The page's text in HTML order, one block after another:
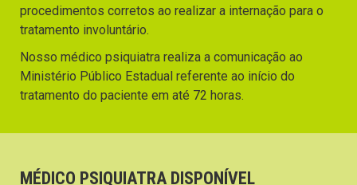
procedimentos corretos ao realizar a internação para o
tratamento involuntário.
Nosso médico psiquiatra realiza a comunicação ao
Ministério Público Estadual referente ao início do
tratamento do paciente em até 72 horas.
MÉDICO PSIQUIATRA DISPONÍVEL